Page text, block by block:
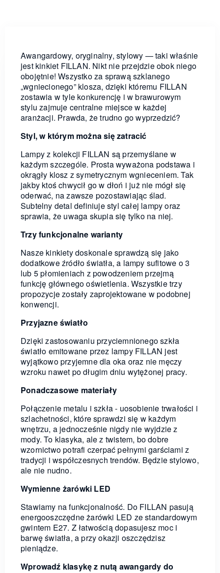
Awangardowy, oryginalny, stylowy — taki właśnie
jest kinkiet FILLAN. Nikt nie przejdzie obok niego
obojętnie! Wszystko za sprawą szklanego
„wgniecionego” klosza, dzięki któremu FILLAN
zostawia w tyle konkurencję i w brawurowym
stylu zajmuje centralne miejsce w każdej
aranżacji. Prawda, że trudno go wyprzedzić?
Styl, w którym można się zatracić
Lampy z kolekcji FILLAN są przemyślane w
każdym szczególe. Prosta wyważona podstawa i
okrągły klosz z symetrycznym wgnieceniem. Tak
jakby ktoś chwycił go w dłoń i już nie mógł się
oderwać, na zawsze pozostawiając ślad.
Subtelny detal definiuje styl całej lampy oraz
sprawia, że uwaga skupia się tylko na niej.
Trzy funkcjonalne warianty
Nasze kinkiety doskonale sprawdzą się jako
dodatkowe źródło światła, a lampy sufitowe o 3
lub 5 płomieniach z powodzeniem przejmą
funkcję głównego oświetlenia. Wszystkie trzy
propozycje zostały zaprojektowane w podobnej
konwencji.
Przyjazne światło
Dzięki zastosowaniu przyciemnionego szkła
światło emitowane przez lampy FILLAN jest
wyjątkowo przyjemne dla oka oraz nie męczy
wzroku nawet po długim dniu wytężonej pracy.
Ponadczasowe materiały
Połączenie metalu i szkła - uosobienie trwałości i
szlachetności, które sprawdzi się w każdym
wnętrzu, a jednocześnie nigdy nie wyjdzie z
mody. To klasyka, ale z twistem, bo dobre
wzornictwo potrafi czerpać pełnymi garściami z
tradycji i współczesnych trendów. Będzie stylowo,
ale nie nudno.
Wymienne żarówki LED
Stawiamy na funkcjonalność. Do FILLAN pasują
energooszczędne żarówki LED ze standardowym
gwintem E27. Z łatwością dopasujesz moc i
barwę światła, a przy okazji oszczędzisz
pieniądze.
Wprowadź klasykę z nutą awangardy do